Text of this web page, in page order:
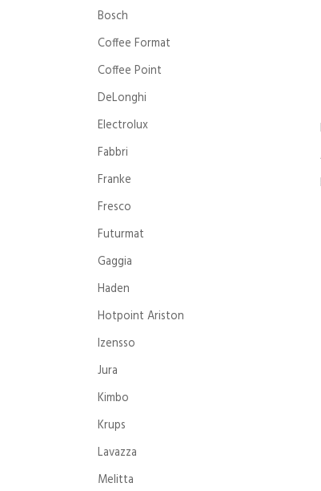
Bosch
Coffee Format
Coffee Point
DeLonghi
Electrolux
Fabbri
Franke
Fresco
Futurmat
Gaggia
Haden
Hotpoint Ariston
Izensso
Jura
Kimbo
Krups
Lavazza
Melitta